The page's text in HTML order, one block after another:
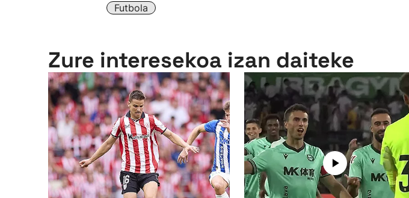
Futbola
Zure interesekoa izan daiteke